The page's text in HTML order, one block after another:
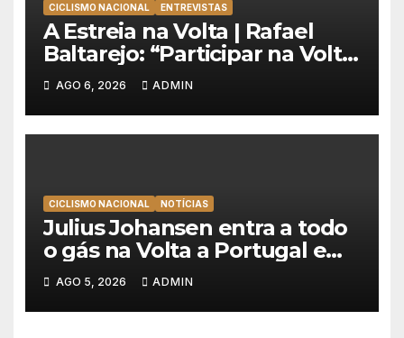
CICLISMO NACIONAL ENTREVISTAS
A Estreia na Volta | Rafael
Baltarejo: “Participar na Volta
a Portugal é o sonho de
qualquer ciclista”
AGO 6, 2026 ADMIN
CICLISMO NACIONAL NOTÍCIAS
Julius Johansen entra a todo
o gás na Volta a Portugal e
lidera dobradinha da UAE
Team Emirates em Lisboa
AGO 5, 2026 ADMIN